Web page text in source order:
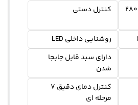
گنجایش و حجم فریزر 280
کنترل دستی
روشنایی داخلی LED
دارای سبد قابل جابجا
شدن
کنترل دمای دقیق 7
مرحله ای